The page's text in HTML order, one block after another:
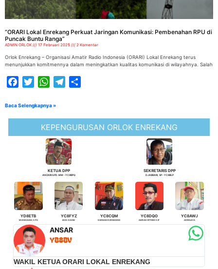
“ORARI Lokal Enrekang Perkuat Jaringan Komunikasi: Pembenahan RPU di
Puncak Buntu Ranga”
ADMIN ORLOK 17 Februari 2025 2 Komentar
Orlok Enrekang – Organisasi Amatir Radio Indonesia (ORARI) Lokal Enrekang terus
menunjukkan komitmennya dalam meningkatkan kualitas komunikasi di wilayahnya. Salah
FacebookTwitterWhatsAppTelegram
Baca Selengkapnya »
KEPENGURUSAN ORLOK ENREKANG
KETUA DPP
ANZARI S.PD. MM - YC8BPQ
SEKRETARIS DPP
DJABBARI, SP - YC8BLP
YD8ETB
MUSMULIADI, S.PD
YC8FYZ
MUH. KASIM
YC8CQM
KARMAN KURNIAWAN
YC8DQO
AMRAN OPPENG S.IP
YC8AWJ
ADIWIJAYA
ANSAR
YB8BV
WAKIL KETUA ORARI LOKAL ENREKANG